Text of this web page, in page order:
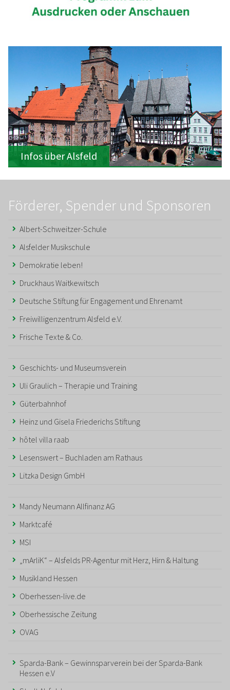
Infos über Alsfeld
Förderer, Spender und Sponsoren
Albert-Schweitzer-Schule
Alsfelder Musikschule
Demokratie leben!
Druckhaus Waitkewitsch
Deutsche Stiftung für Engagement und Ehrenamt
Freiwilligenzentrum Alsfeld e.V.
Frische Texte & Co.
Geschichts- und Museumsverein
Uli Graulich – Therapie und Training
Güterbahnhof
Heinz und Gisela Friederichs Stiftung
hôtel villa raab
Lesenswert – Buchladen am Rathaus
Litzka Design GmbH
Mandy Neumann Allfinanz AG
Marktcafé
MSI
„mArliK“ – Alsfelds PR-Agentur mit Herz, Hirn & Haltung
Musikland Hessen
Oberhessen-live.de
Oberhessische Zeitung
OVAG
Sparda-Bank – Gewinnsparverein bei der Sparda-Bank
Hessen e.V